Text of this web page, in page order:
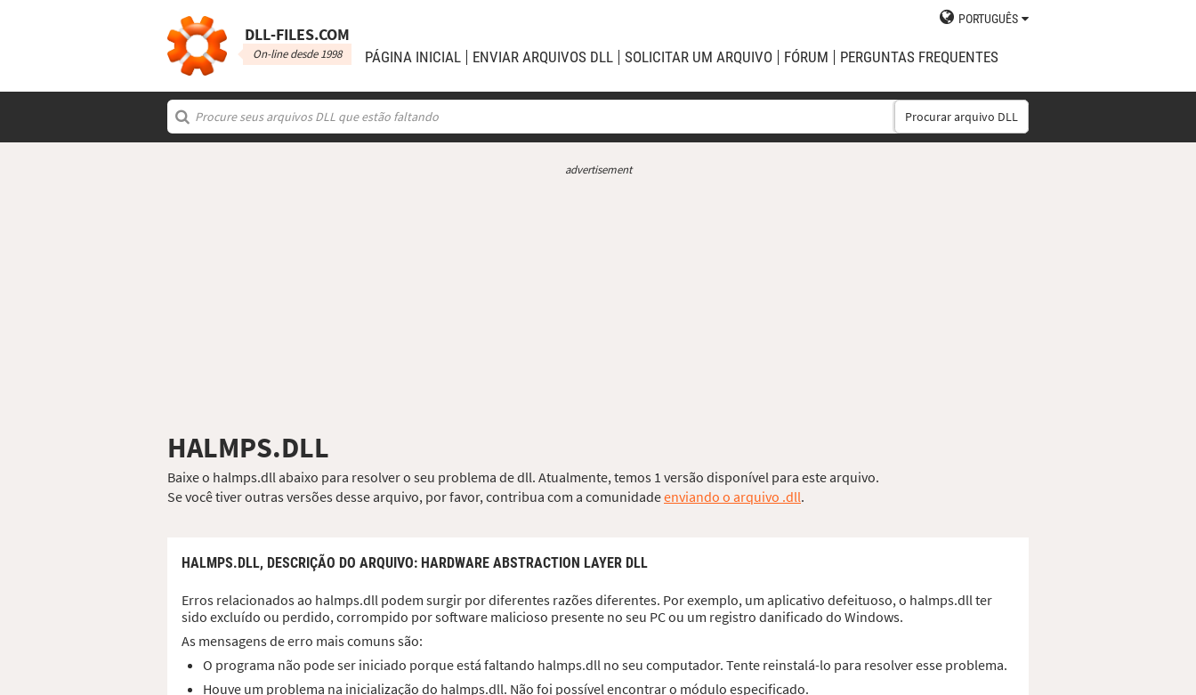
DLL‑FILES.COM
On-line desde 1998
PORTUGUÊS
PÁGINA INICIAL ENVIAR ARQUIVOS DLL SOLICITAR UM ARQUIVO FÓRUM PERGUNTAS FREQUENTES
Procurar arquivo DLL
advertisement
HALMPS.DLL
Baixe o halmps.dll abaixo para resolver o seu problema de dll. Atualmente, temos 1 versão disponível para este arquivo.
Se você tiver outras versões desse arquivo, por favor, contribua com a comunidadeenviando o arquivo .dll.
HALMPS.DLL, DESCRIÇÃO DO ARQUIVO: HARDWARE ABSTRACTION LAYER DLL
Erros relacionados ao halmps.dll podem surgir por diferentes razões diferentes. Por exemplo, um aplicativo defeituoso, o halmps.dll ter
sido excluído ou perdido, corrompido por software malicioso presente no seu PC ou um registro danificado do Windows.
As mensagens de erro mais comuns são:
O programa não pode ser iniciado porque está faltando halmps.dll no seu computador. Tente reinstalá-lo para resolver esse problema.
Houve um problema na inicialização do halmps.dll. Não foi possível encontrar o módulo especificado.